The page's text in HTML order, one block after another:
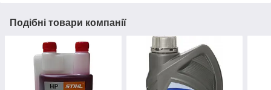
Подібні товари компанії